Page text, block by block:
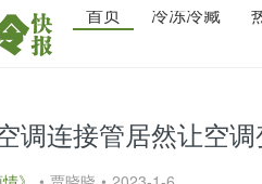
首页 冷冻冷藏
调连接管居然让空调